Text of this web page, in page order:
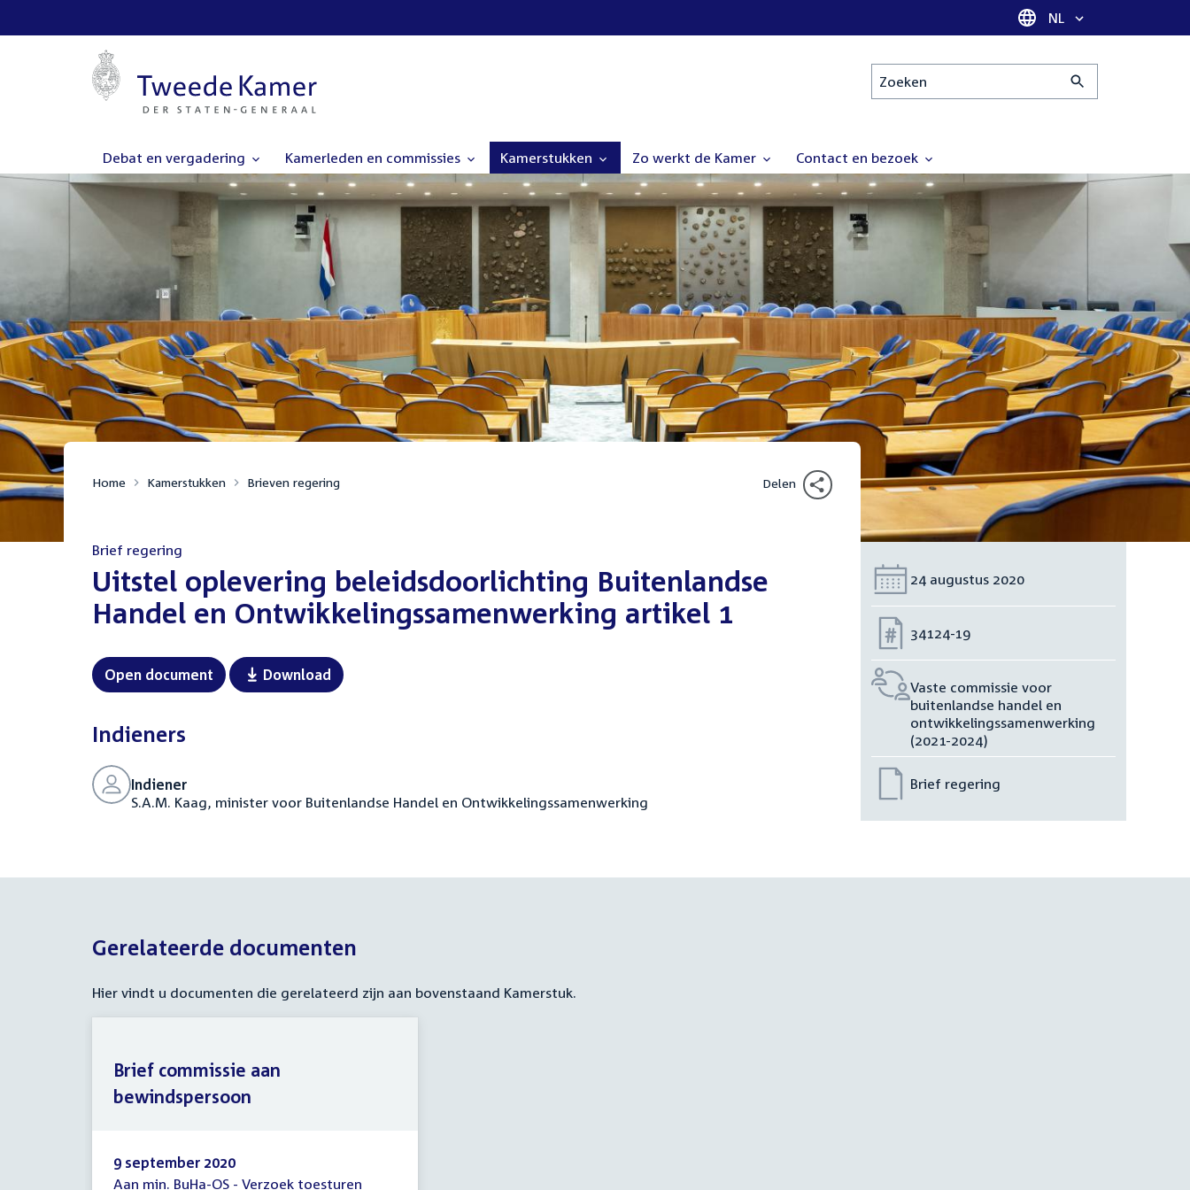
Taal selectie
NL
Zoeken
Debat en vergadering Kamerleden en commissies Kamerstukken Zo werkt de Kamer Contact en bezoek
Home Kamerstukken Brieven regering Delen
Brief regering
:Uitstel oplevering beleidsdoorlichting Buitenlandse
Handel en Ontwikkelingssamenwerking artikel 1
Open document Download
Indieners
Indiener
S.A.M. Kaag, minister voor Buitenlandse Handel en Ontwikkelingssamenwerking
Datum:
24 augustus 2020
Nummer:
34124-19
Vaste commissie voor
buitenlandse handel en
ontwikkelingssamenwerking
(2021-2024)
Brief regering
Gerelateerde documenten
Hier vindt u documenten die gerelateerd zijn aan bovenstaand Kamerstuk.
9 september 2020
Aan min. BuHa-OS - Verzoek toesturen
Brief commissie aan
bewindspersoon